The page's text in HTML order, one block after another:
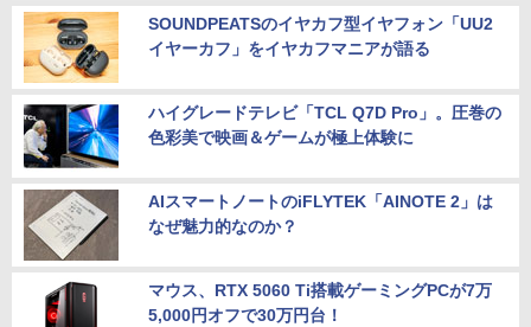
SOUNDPEATSのイヤカフ型イヤフォン「UU2
イヤーカフ」をイヤカフマニアが語る
ハイグレードテレビ「TCL Q7D Pro」。圧巻の
色彩美で映画＆ゲームが極上体験に
AIスマートノートのiFLYTEK「AINOTE 2」は
なぜ魅力的なのか？
マウス、RTX 5060 Ti搭載ゲーミングPCが7万
5,000円オフで30万円台！